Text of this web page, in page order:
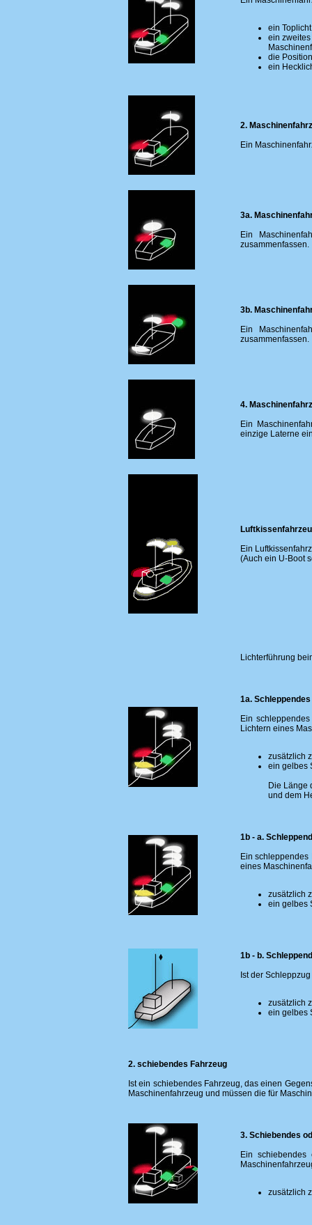
ein
ein
die
ein
2.
Ein
3a.
Ein
zusammenfassen.
3b.
Ein
zusammenfassen.
4.
Ein
einzige Laterne
Ein
(Auch ein U-Boot
Lichterführung
1a.
Ein
Lichtern eines
zusätzlich
ein gelbes
Die Länge
und dem
1b - a.
Ein
eines
zusätzlich
ein gelbes
1b - b.
Ist der
zusätzlich
ein gelbes
2. schiebendes Fahrzeug
Ist ein schiebendes Fahrzeug, das einen
Maschinenfahrzeug und müssen die für
3. Schiebendes
Ein
zusätzlich